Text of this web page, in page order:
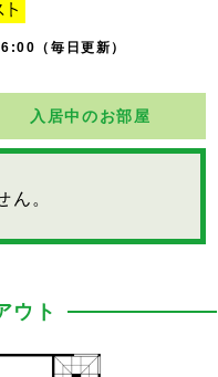
（毎日更新）
入居中のお部屋
ん。
ウト